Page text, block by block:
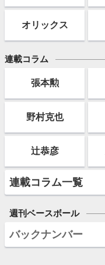
オリックス
連載コラム
張本勲
野村克也
辻恭彦
連載コラム一覧
週刊ベースボール
バックナンバー